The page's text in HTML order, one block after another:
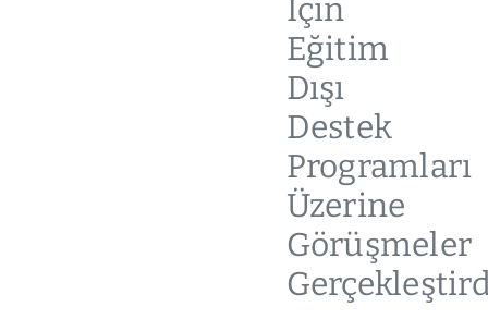
İçin
Eğitim
Dışı
Destek
Programları
Üzerine
Görüşmeler